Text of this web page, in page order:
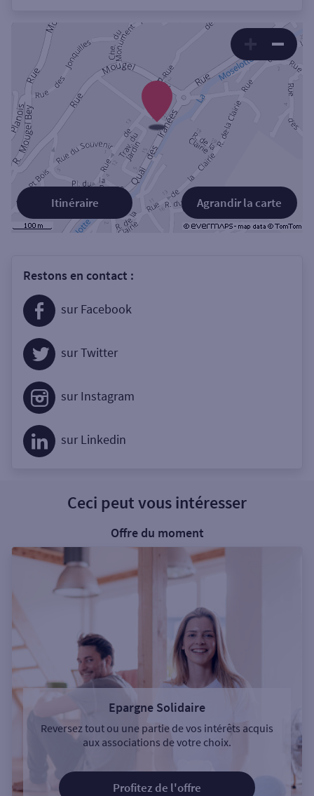
Agrandir la carte
Itinéraire
Restons en contact :
sur Facebook
sur Twitter
sur Instagram
sur Linkedin
Ceci peut vous intéresser
Offre du moment
Epargne Solidaire
Reversez tout ou une partie de vos intérêts acquis
aux associations de votre choix.
Profitez de l'offre